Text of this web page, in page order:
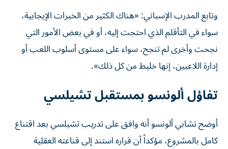
وتابع المدرب الإسباني: «هناك الكثير من الخبرات الإيجابية،
سواء في التأقلم الذي احتجت إليه، أو في بعض الأمور التي
نجحت وأخرى لم تنجح، سواء على مستوى أسلوب اللعب أو
إدارة اللاعبين، إنها خليط من كل ذلك».
تفاؤل ألونسو بمستقبل تشيلسي
أوضح تشابي ألونسو أنه وافق على تدريب تشيلسي بعد اقتناع
كامل بالمشروع، مؤكداً أن قراره استند إلى قناعته العقلية